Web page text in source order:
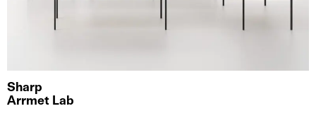
Sharp
Arrmet Lab